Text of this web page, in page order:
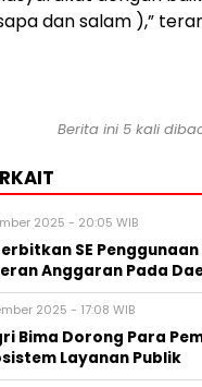
dan salam ),”
Berita ini 5 kali
2025 - 20:05 WIB
SE
Anggaran Pada
2025 - 17:08 WIB
Bima Dorong Para
Layanan Publik